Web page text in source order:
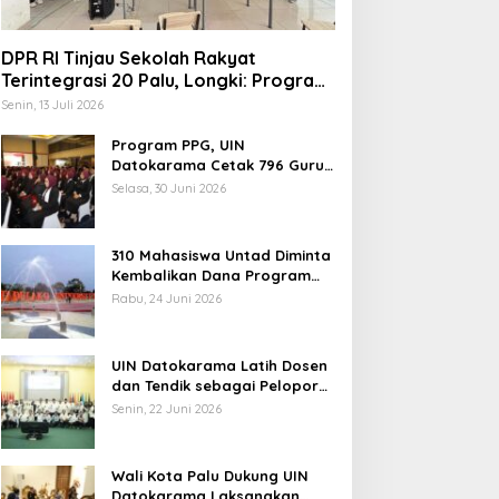
Hak Sipil, PKB
8 Catatan RUU
Kenaikan Gaji Kepala
Daerah
DPR RI Tinjau Sekolah Rakyat
Terintegrasi 20 Palu, Longki: Program
Prabowo Angkat Martabat Anak
Senin, 13 Juli 2026
Program PPG, UIN
Datokarama Cetak 796 Guru
Profesional
Selasa, 30 Juni 2026
310 Mahasiswa Untad Diminta
Kembalikan Dana Program
Berani Cerdas, Kadisdik
Rabu, 24 Juni 2026
UIN Datokarama Latih Dosen
dan Tendik sebagai Pelopor
Moderasi Beragama
Senin, 22 Juni 2026
Wali Kota Palu Dukung UIN